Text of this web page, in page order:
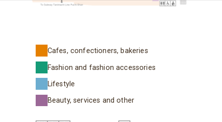
Cafes, confectioners, bakeries
Fashion and fashion accessories
Lifestyle
Beauty, services and other